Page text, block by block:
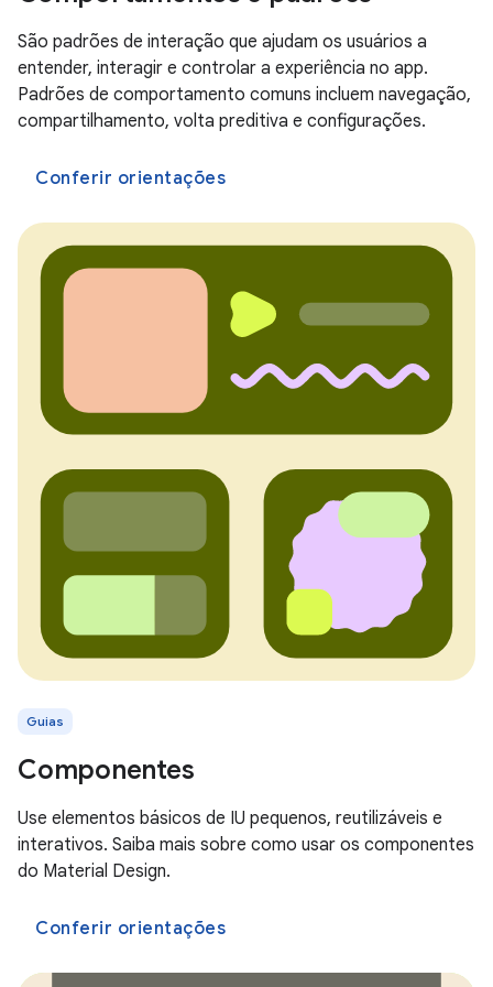
São padrões de interação que ajudam os usuários a
entender, interagir e controlar a experiência no app.
Padrões de comportamento comuns incluem navegação,
compartilhamento, volta preditiva e configurações.
Conferir orientações
Guias
Componentes
Use elementos básicos de IU pequenos, reutilizáveis e
interativos. Saiba mais sobre como usar os componentes
do Material Design.
Conferir orientações